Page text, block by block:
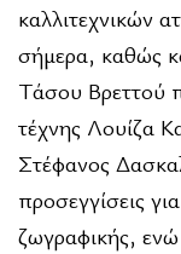
καλλιτεχνικών
σήμερα, καθώς
Τάσου Βρεττού
τέχνης Λουίζα
Στέφανος
προσεγγίσεις
ζωγραφικής,